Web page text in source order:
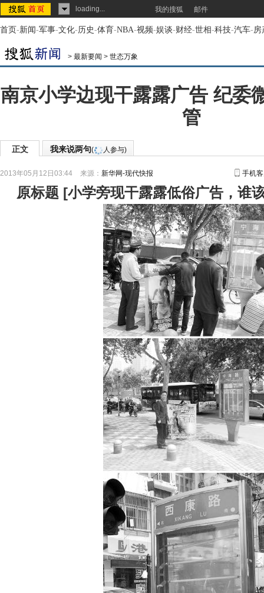
loading... 我的搜狐 邮件
首页-新闻-军事-文化-历史-体育-NBA-视频-娱谈-财经-世相-科技-汽车-房
> 最新要闻 > 世态万象
南京小学边现干露露广告 纪委
管
正文 我来说两句( 人参与)
2013年05月12日03:44 来源： 新华网-现代快报 手机
原标题 [小学旁现干露露低俗广告，谁